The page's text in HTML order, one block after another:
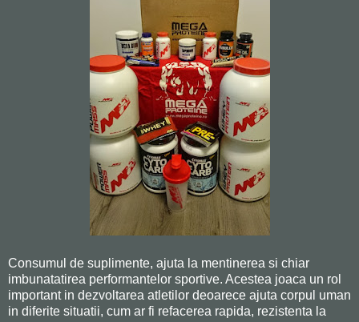
Consumul de suplimente, ajuta la mentinerea si chiar
imbunatatirea performantelor sportive. Acestea joaca un rol
important in dezvoltarea atletilor deoarece ajuta corpul uman
in diferite situatii, cum ar fi refacerea rapida, rezistenta la